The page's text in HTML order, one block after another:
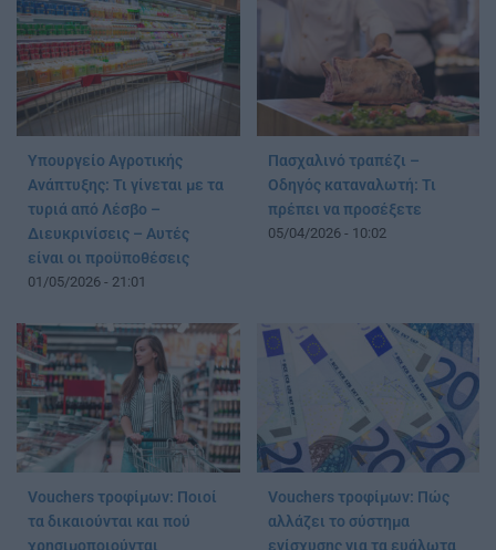
Υπουργείο Αγροτικής
Ανάπτυξης: Τι γίνεται με τα
τυριά από Λέσβο –
Διευκρινίσεις – Αυτές
είναι οι προϋποθέσεις
01/05/2026 - 21:01
Πασχαλινό τραπέζι –
Οδηγός καταναλωτή: Τι
πρέπει να προσέξετε
05/04/2026 - 10:02
Vouchers τροφίμων: Ποιοί
τα δικαιούνται και πού
χρησιμοποιούνται
Vouchers τροφίμων: Πώς
αλλάζει το σύστημα
ενίσχυσης για τα ευάλωτα